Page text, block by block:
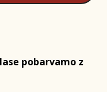
pobarvamo z